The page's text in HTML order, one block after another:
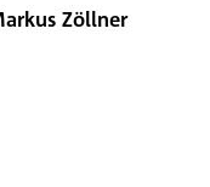
Zöllner